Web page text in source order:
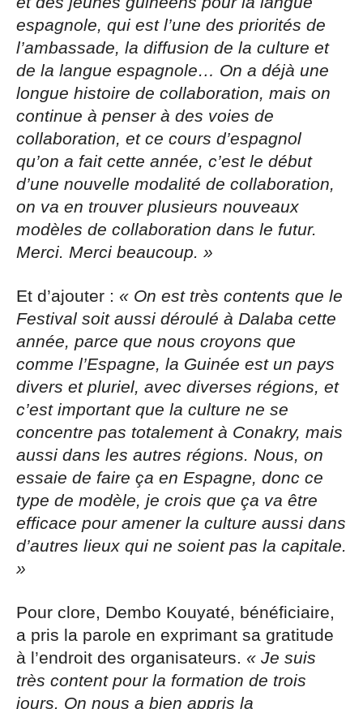
espagnole, qui est l’une des priorités de
l’ambassade, la diffusion de la culture et
de la langue espagnole… On a déjà une
longue histoire de collaboration, mais on
continue à penser à des voies de
collaboration, et ce cours d’espagnol
qu’on a fait cette année, c’est le début
d’une nouvelle modalité de collaboration,
on va en trouver plusieurs nouveaux
modèles de collaboration dans le futur.
Merci. Merci beaucoup. »
Et d’ajouter : « On est très contents que le
Festival soit aussi déroulé à Dalaba cette
année, parce que nous croyons que
comme l’Espagne, la Guinée est un pays
divers et pluriel, avec diverses régions, et
c’est important que la culture ne se
concentre pas totalement à Conakry, mais
aussi dans les autres régions. Nous, on
essaie de faire ça en Espagne, donc ce
type de modèle, je crois que ça va être
efficace pour amener la culture aussi dans
d’autres lieux qui ne soient pas la capitale.
»
Pour clore, Dembo Kouyaté, bénéficiaire,
a pris la parole en exprimant sa gratitude
à l’endroit des organisateurs. « Je suis
très content pour la formation de trois
jours. On nous a bien appris la